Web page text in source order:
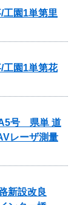
園1単第里
園1単第花
A5号 県単 道
レーザ測量
新設改良